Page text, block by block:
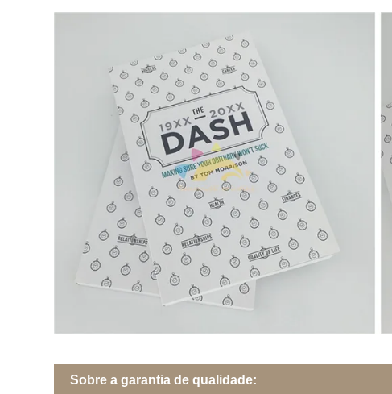
Sobre a garantia de qualidade: